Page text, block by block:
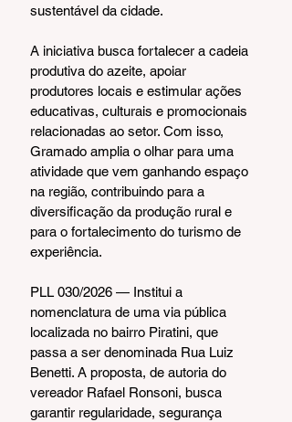
sustentável da cidade.
A iniciativa busca fortalecer a cadeia
produtiva do azeite, apoiar
produtores locais e estimular ações
educativas, culturais e promocionais
relacionadas ao setor. Com isso,
Gramado amplia o olhar para uma
atividade que vem ganhando espaço
na região, contribuindo para a
diversificação da produção rural e
para o fortalecimento do turismo de
experiência.
PLL 030/2026 — Institui a
nomenclatura de uma via pública
localizada no bairro Piratini, que
passa a ser denominada Rua Luiz
Benetti. A proposta, de autoria do
vereador Rafael Ronsoni, busca
garantir regularidade, segurança